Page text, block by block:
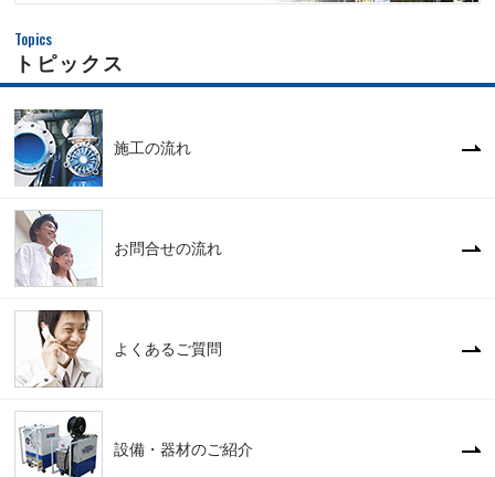
Topics
トピックス
施工の流れ
お問合せの流れ
よくあるご質問
設備・器材のご紹介